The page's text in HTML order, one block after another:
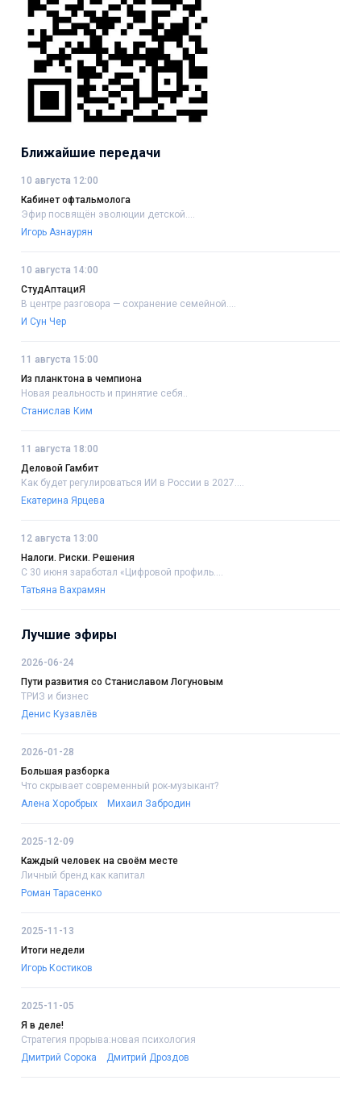
Ближайшие передачи
10 августа 12:00
Кабинет офтальмолога
Эфир посвящён эволюции детской....
Игорь Азнаурян
10 августа 14:00
СтудАптациЯ
В центре разговора — сохранение семейной....
И Сун Чер
11 августа 15:00
Из планктона в чемпиона
Новая реальность и принятие себя..
Станислав Ким
11 августа 18:00
Деловой Гамбит
Как будет регулироваться ИИ в России в 2027....
Екатерина Ярцева
12 августа 13:00
Налоги. Риски. Решения
С 30 июня заработал «Цифровой профиль....
Татьяна Вахрамян
Лучшие эфиры
2026-06-24
Пути развития со Станиславом Логуновым
ТРИЗ и бизнес
Денис Кузавлёв
2026-01-28
Большая разборка
Что скрывает современный рок-музыкант?
Алена Хоробрых
Михаил Забродин
2025-12-09
Каждый человек на своём месте
Личный бренд как капитал
Роман Тарасенко
2025-11-13
Итоги недели
Игорь Костиков
2025-11-05
Я в деле!
Стратегия прорыва:новая психология
Дмитрий Сорока
Дмитрий Дроздов